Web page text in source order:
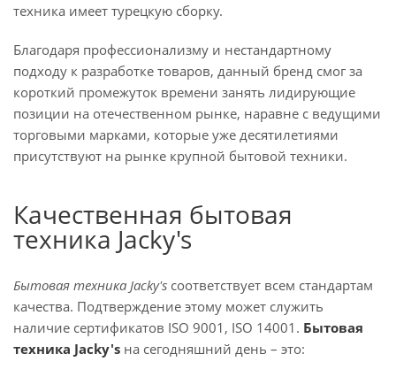
техника имеет турецкую сборку.
Благодаря профессионализму и нестандартному
подходу к разработке товаров, данный бренд смог за
короткий промежуток времени занять лидирующие
позиции на отечественном рынке, наравне с ведущими
торговыми марками, которые уже десятилетиями
присутствуют на рынке крупной бытовой техники.
Качественная бытовая
техника Jacky's
Бытовая техника Jacky's соответствует всем стандартам
качества. Подтверждение этому может служить
наличие сертификатов ISO 9001, ISO 14001. Бытовая
техника Jacky's на сегодняшний день – это: